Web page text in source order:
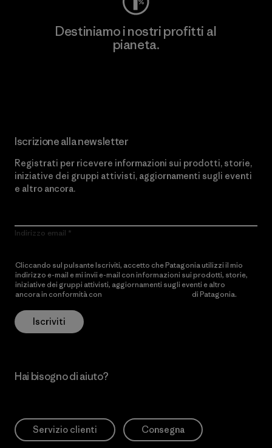
Destiniamo i nostri profitti al
pianeta.
Iscrizione alla newsletter
Registrati per ricevere informazioni sui prodotti, storie,
iniziative dei gruppi attivisti, aggiornamenti sugli eventi
e altro ancora.
Indirizzo email
Cliccando sul pulsante Iscriviti, accetto che Patagonia utilizzi il mio
indirizzo e-mail e mi invii e-mail con informazioni sui prodotti, storie,
iniziative dei gruppi attivisti, aggiornamenti sugli eventi e altro
ancora in conformità con
di Patagonia.
Iscriviti
Hai bisogno di aiuto?
Servizio clienti Consegna